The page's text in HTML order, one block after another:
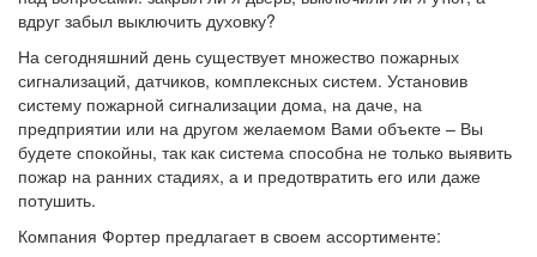
вдруг забыл выключить духовку?
На сегодняшний день существует множество пожарных
сигнализаций, датчиков, комплексных систем. Установив
систему пожарной сигнализации дома, на даче, на
предприятии или на другом желаемом Вами объекте – Вы
будете спокойны, так как система способна не только выявить
пожар на ранних стадиях, а и предотвратить его или даже
потушить.
Компания Фортер предлагает в своем ассортименте: